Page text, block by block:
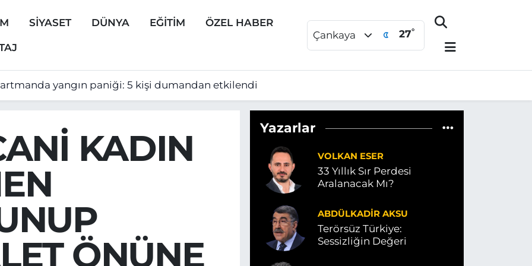
SİYASET DÜNYA EĞİTİM ÖZEL HABER
Çankaya 27°
yangın paniği: 5 kişi dumandan etkilendi
KADIN
ÖNÜNE
Yazarlar
VOLKAN ESER
33 Yıllık Sır Perdesi
Aralanacak Mı?
ABDÜLKADIR AKSU
Terörsüz Türkiye:
Sessizliğin Değeri